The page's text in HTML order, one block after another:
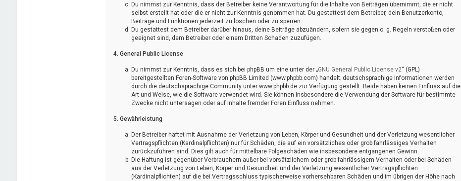
Du nimmst zur Kenntnis, dass der Betreiber keine Verantwortung für die Inhalte von Beiträgen übernimmt, die er nicht
selbst erstellt hat oder die er nicht zur Kenntnis genommen hat. Du gestattest dem Betreiber, dein Benutzerkonto,
Beiträge und Funktionen jederzeit zu löschen oder zu sperren.
Du gestattest dem Betreiber darüber hinaus, deine Beiträge abzuändern, sofern sie gegen o. g. Regeln verstoßen oder
geeignet sind, dem Betreiber oder einem Dritten Schaden zuzufügen.
4. General Public License
Du nimmst zur Kenntnis, dass es sich bei phpBB um eine unter der „GNU General Public License v2“ (GPL)
bereitgestellten Foren-Software von phpBB Limited (www.phpbb.com) handelt; deutschsprachige Informationen werden
durch die deutschsprachige Community unter www.phpbb.de zur Verfügung gestellt. Beide haben keinen Einfluss auf die
Art und Weise, wie die Software verwendet wird. Sie können insbesondere die Verwendung der Software für bestimmte
Zwecke nicht untersagen oder auf Inhalte fremder Foren Einfluss nehmen.
5. Gewährleistung
Der Betreiber haftet mit Ausnahme der Verletzung von Leben, Körper und Gesundheit und der Verletzung wesentlicher
Vertragspflichten (Kardinalpflichten) nur für Schäden, die auf ein vorsätzliches oder grob fahrlässiges Verhalten
zurückzuführen sind. Dies gilt auch für mittelbare Folgeschäden wie insbesondere entgangenen Gewinn.
Die Haftung ist gegenüber Verbrauchern außer bei vorsätzlichem oder grob fahrlässigem Verhalten oder bei Schäden
aus der Verletzung von Leben, Körper und Gesundheit und der Verletzung wesentlicher Vertragspflichten
(Kardinalpflichten) auf die bei Vertragsschluss typischerweise vorhersehbaren Schäden und im übrigen der Höhe nach